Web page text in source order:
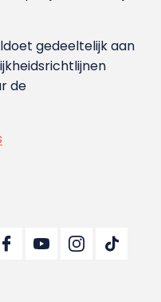
gedeeltelijk aan
de